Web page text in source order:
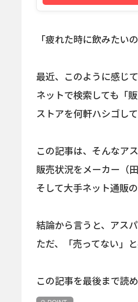
「疲れた時に飲みたい
最近、このように感じ
ネットで検索しても「
ストアを何軒ハシゴし
この記事は、そんなア
販売状況をメーカー（
そして大手ネット通販
結論から言うと、アス
ただ、「売ってない」
この記事を最後まで読